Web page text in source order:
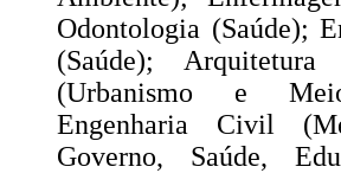
Odontologia (Saúde);
(Saúde);
(Urbanismo e
Engenharia Civil
Governo, Saúde,